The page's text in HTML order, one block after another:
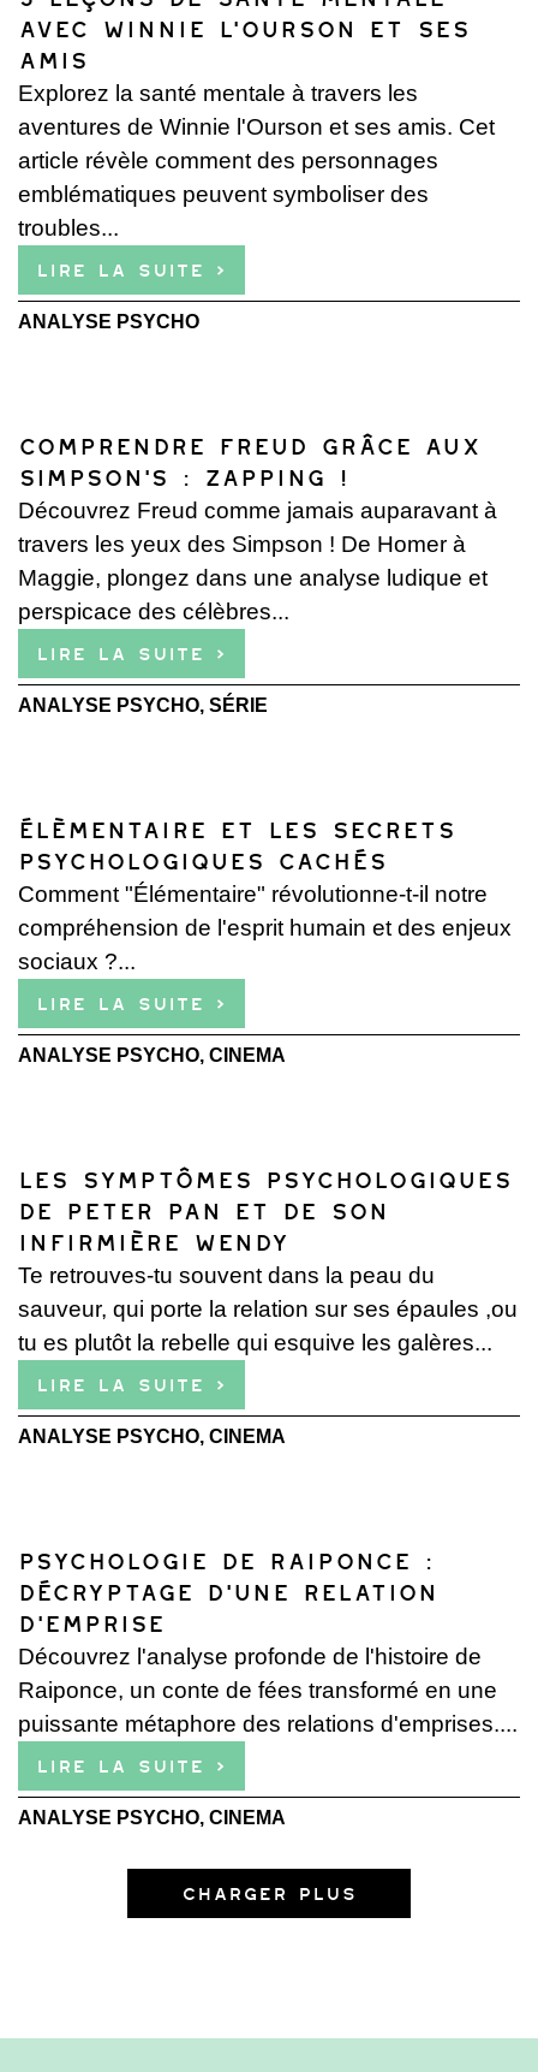
avec Winnie l’Ourson et ses
amis
Explorez la santé mentale à travers les
aventures de Winnie l'Ourson et ses amis. Cet
article révèle comment des personnages
emblématiques peuvent symboliser des
troubles...
Lire la suite ›
ANALYSE PSYCHO
Comprendre Freud grâce aux
Simpson’s : Zapping !
Découvrez Freud comme jamais auparavant à
travers les yeux des Simpson ! De Homer à
Maggie, plongez dans une analyse ludique et
perspicace des célèbres...
Lire la suite ›
ANALYSE PSYCHO, SÉRIE
Élèmentaire et les secrets
psychologiques cachés
Comment "Élémentaire" révolutionne-t-il notre
compréhension de l'esprit humain et des enjeux
sociaux ?...
Lire la suite ›
ANALYSE PSYCHO, CINEMA
Les symptômes psychologiques
de Peter Pan et de son
infirmière Wendy
Te retrouves-tu souvent dans la peau du
sauveur, qui porte la relation sur ses épaules ,ou
tu es plutôt la rebelle qui esquive les galères...
Lire la suite ›
ANALYSE PSYCHO, CINEMA
Psychologie de Raiponce :
Décryptage d’une Relation
d’Emprise
Découvrez l'analyse profonde de l'histoire de
Raiponce, un conte de fées transformé en une
puissante métaphore des relations d'emprises....
Lire la suite ›
ANALYSE PSYCHO, CINEMA
Charger plus